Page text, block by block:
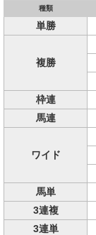
種類
単勝
複勝
枠連
馬連
ワイド
馬単
3連複
3連単